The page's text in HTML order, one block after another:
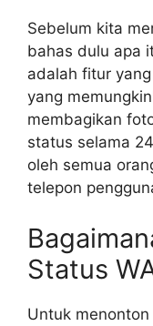
Sebelum kita
bahas dulu apa
adalah fitur
yang
membagikan
status selama
oleh semua
telepon
Status
Untuk